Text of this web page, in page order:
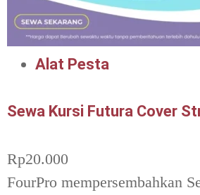
Alat Pesta
Sewa Kursi Futura Cover
Rp20.000
FourPro mempersembahkan